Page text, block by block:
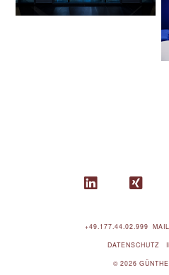
+49.177.44.02.999
DATENSCHUTZ
© 2026